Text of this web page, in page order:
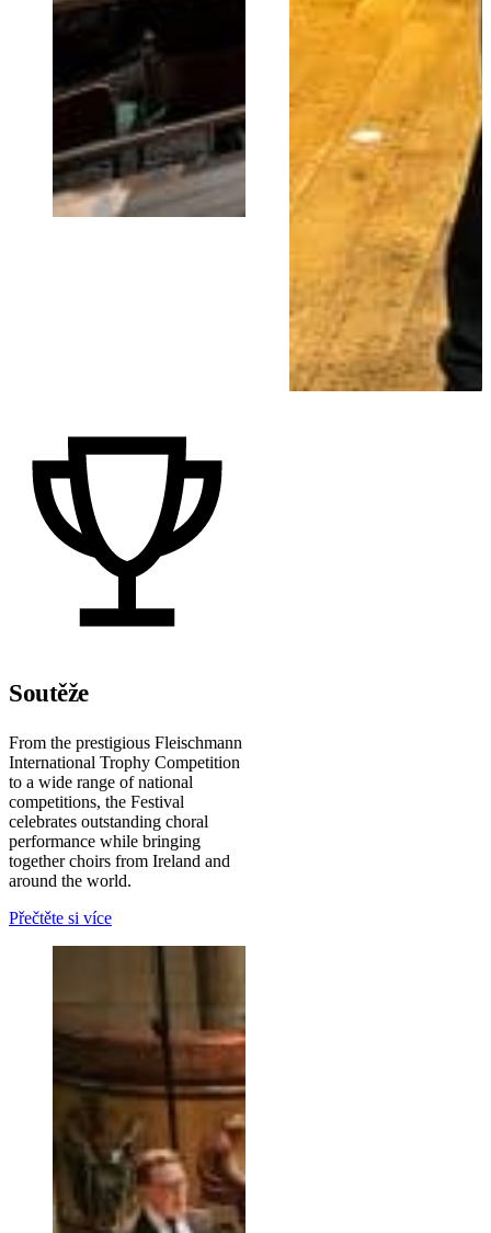
Soutěže
From the prestigious Fleischmann
International Trophy Competition
to a wide range of national
competitions, the Festival
celebrates outstanding choral
performance while bringing
together choirs from Ireland and
around the world.
Přečtěte si více